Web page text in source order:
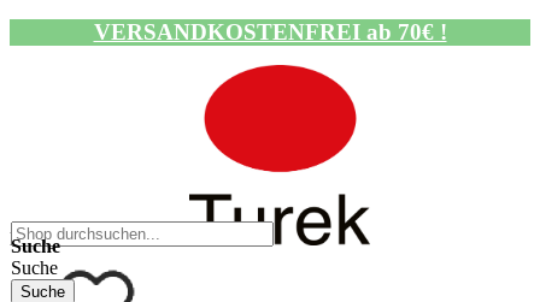
VERSANDKOSTENFREI ab 70€ !
Navigation umschalten
Suche
Suche
Suche